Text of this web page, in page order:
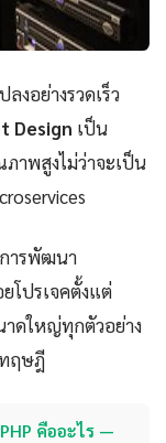
งอย่างรวดเร็ว
Design เป็น
าพสูงไม่ว่าจะเป็น
ารพัฒนา
โปรเจคตั้งแต่
าดใหญ่ทุกตัวอย่าง
ฤษฎี
คืออะไร —